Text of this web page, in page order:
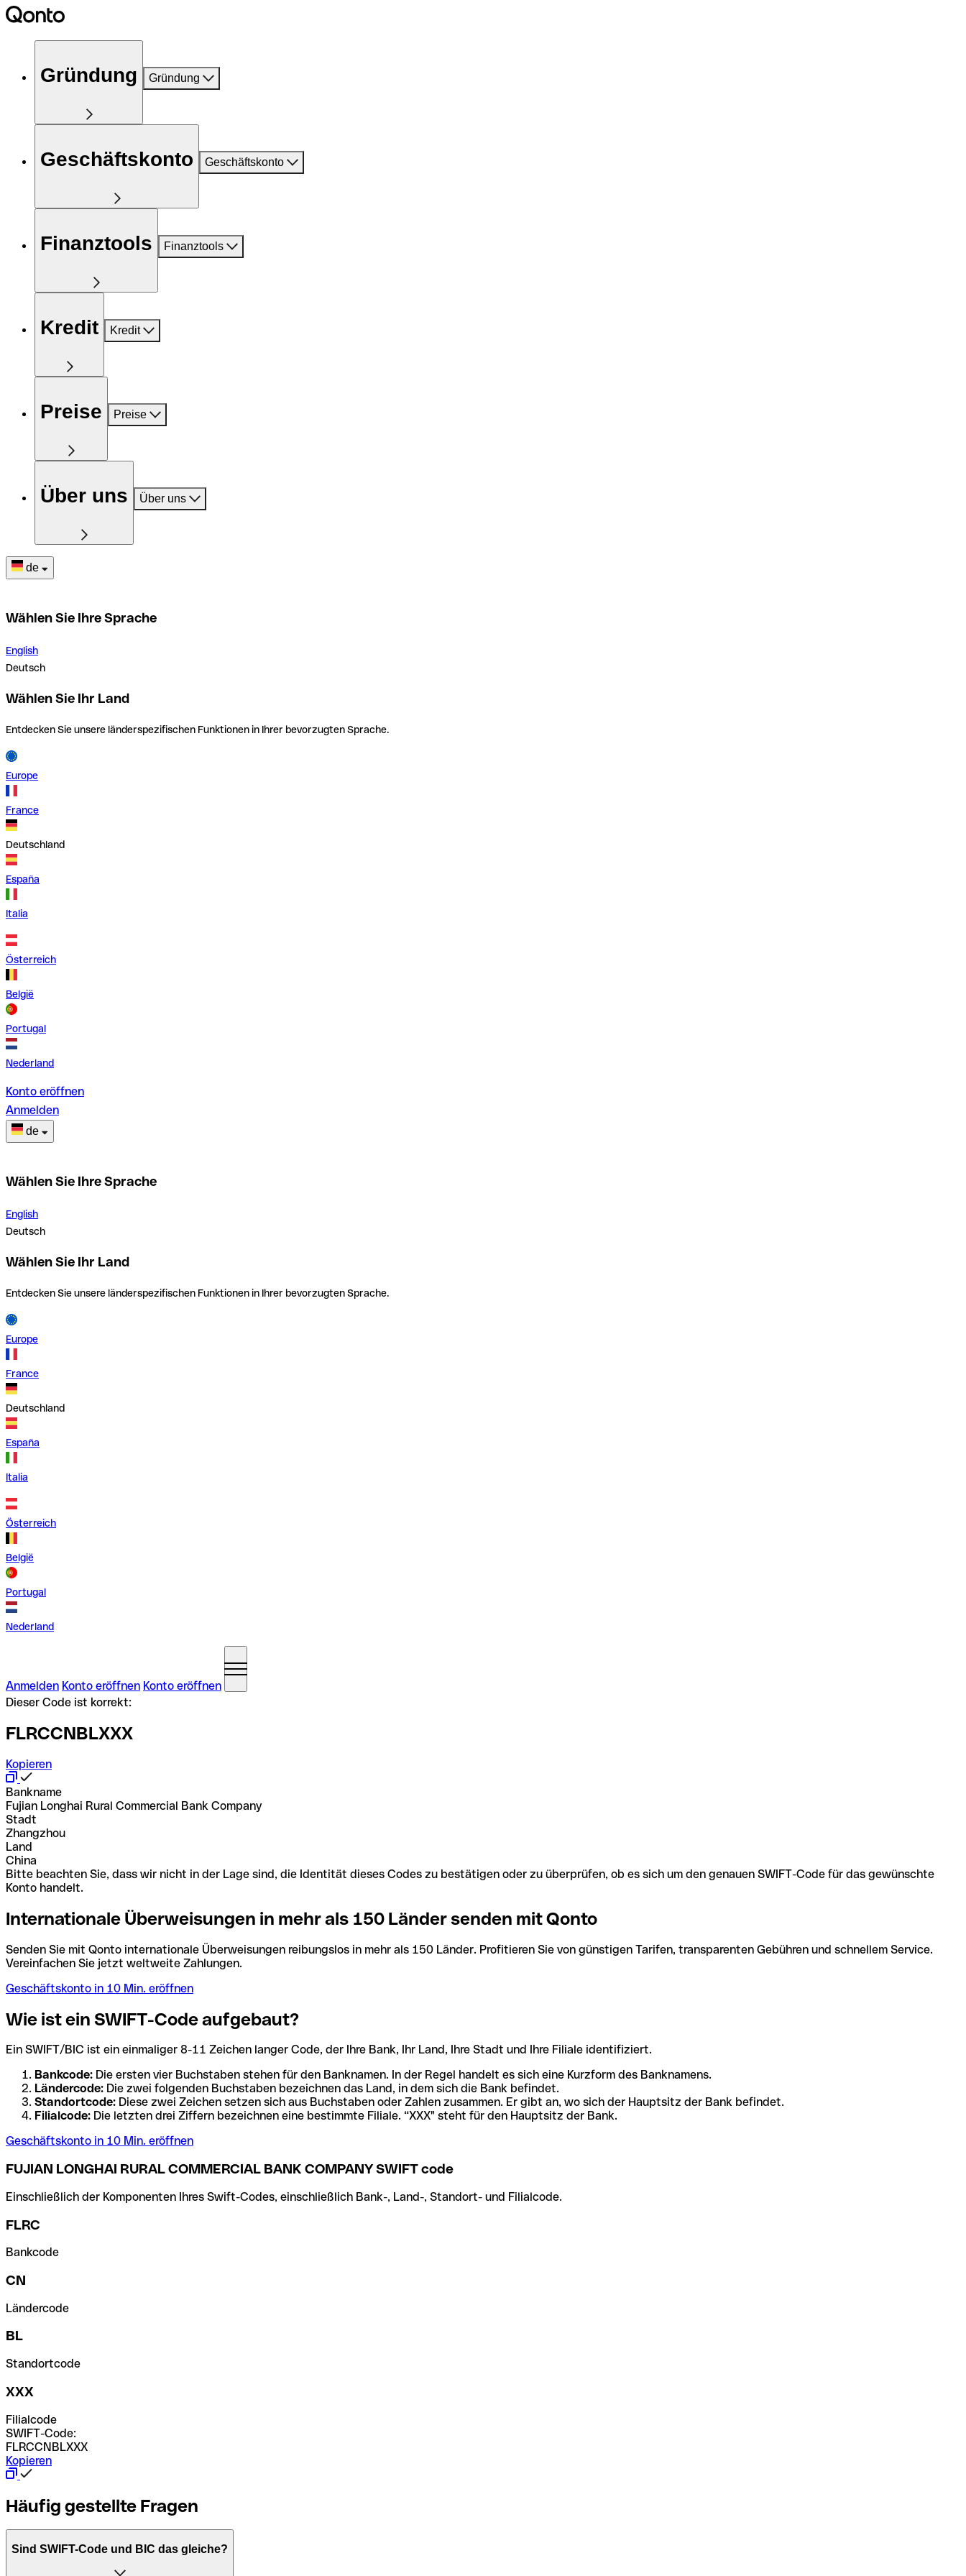
Gründung Gründung
Geschäftskonto Geschäftskonto
Finanztools Finanztools
Kredit Kredit
Preise Preise
Über uns Über uns
de
Wählen Sie Ihre Sprache
English
Deutsch
Wählen Sie Ihr Land
Entdecken Sie unsere länderspezifischen Funktionen in Ihrer bevorzugten Sprache.
Europe
France
Deutschland
España
Italia
Österreich
België
Portugal
Nederland
Konto eröffnen
Anmelden
de
Wählen Sie Ihre Sprache
English
Deutsch
Wählen Sie Ihr Land
Entdecken Sie unsere länderspezifischen Funktionen in Ihrer bevorzugten Sprache.
Europe
France
Deutschland
España
Italia
Österreich
België
Portugal
Nederland
Anmelden Konto eröffnen Konto eröffnen
Dieser Code ist korrekt:
FLRCCNBLXXX
Kopieren
Bankname
Fujian Longhai Rural Commercial Bank Company
Stadt
Zhangzhou
Land
China
Bitte beachten Sie, dass wir nicht in der Lage sind, die Identität dieses Codes zu bestätigen oder zu überprüfen, ob es sich um den genauen SWIFT-Code für das gewünschte
Konto handelt.
Internationale Überweisungen in mehr als 150 Länder senden mit Qonto
Senden Sie mit Qonto internationale Überweisungen reibungslos in mehr als 150 Länder. Profitieren Sie von günstigen Tarifen, transparenten Gebühren und schnellem Service.
Vereinfachen Sie jetzt weltweite Zahlungen.
Geschäftskonto in 10 Min. eröffnen
Wie ist ein SWIFT-Code aufgebaut?
Ein SWIFT/BIC ist ein einmaliger 8-11 Zeichen langer Code, der Ihre Bank, Ihr Land, Ihre Stadt und Ihre Filiale identifiziert.
Bankcode: Die ersten vier Buchstaben stehen für den Banknamen. In der Regel handelt es sich eine Kurzform des Banknamens.
Ländercode: Die zwei folgenden Buchstaben bezeichnen das Land, in dem sich die Bank befindet.
Standortcode: Diese zwei Zeichen setzen sich aus Buchstaben oder Zahlen zusammen. Er gibt an, wo sich der Hauptsitz der Bank befindet.
Filialcode: Die letzten drei Ziffern bezeichnen eine bestimmte Filiale. “XXX" steht für den Hauptsitz der Bank.
Geschäftskonto in 10 Min. eröffnen
FUJIAN LONGHAI RURAL COMMERCIAL BANK COMPANY SWIFT code
Einschließlich der Komponenten Ihres Swift-Codes, einschließlich Bank-, Land-, Standort- und Filialcode.
FLRC
Bankcode
CN
Ländercode
BL
Standortcode
XXX
Filialcode
SWIFT-Code:
FLRCCNBLXXX
Kopieren
Häufig gestellte Fragen
Sind SWIFT-Code und BIC das gleiche?